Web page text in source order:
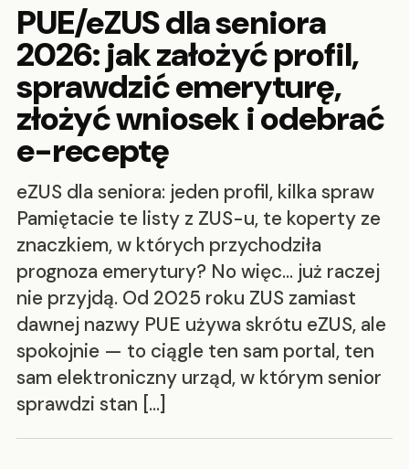
PUE/eZUS dla seniora
2026: jak założyć profil,
sprawdzić emeryturę,
złożyć wniosek i odebrać
e-receptę
eZUS dla seniora: jeden profil, kilka spraw
Pamiętacie te listy z ZUS-u, te koperty ze
znaczkiem, w których przychodziła
prognoza emerytury? No więc… już raczej
nie przyjdą. Od 2025 roku ZUS zamiast
dawnej nazwy PUE używa skrótu eZUS, ale
spokojnie — to ciągle ten sam portal, ten
sam elektroniczny urząd, w którym senior
sprawdzi stan […]